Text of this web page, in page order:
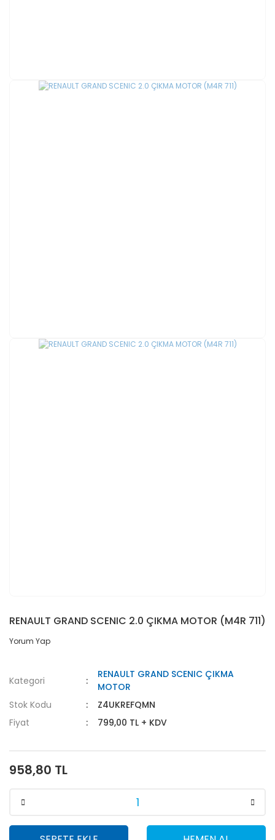
RENAULT GRAND SCENIC 2.0 ÇIKMA MOTOR (M4R 711)
Yorum Yap
Kategori
RENAULT GRAND SCENIC ÇIKMA
MOTOR
Stok Kodu
Z4UKREFQMN
Fiyat
799,00 TL + KDV
958,80 TL